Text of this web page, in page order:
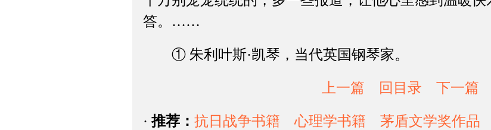
答。……
① 朱利叶斯·凯琴，当代英国钢琴家。
上一篇 回目录 下一篇
· 推荐： 抗日战争书籍 心理学书籍 茅盾文学奖作品